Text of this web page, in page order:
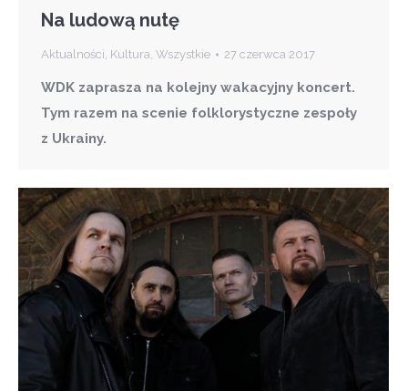
Na ludową nutę
Aktualności, Kultura, Wszystkie 27 czerwca 2017
WDK zaprasza na kolejny wakacyjny koncert.
Tym razem na scenie folklorystyczne zespoły
z Ukrainy.